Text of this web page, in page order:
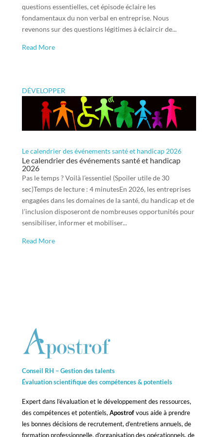
questions essentielles, cet épisode éclaire les
fondamentaux du non verbal en entreprise. Nous
revenons sur des questions légitimes à éclaircir de...
Read More
DÉVELOPPER
Le calendrier des événements santé et handicap 2026
Le calendrier des événements santé et handicap
2026
Pas le temps ? Voilà l’essentiel (Spoiler utile de 30
sec)Temps de lecture : 4 minutesEn 2026, les entreprises
engagées dans les domaines de la santé, du handicap et de
l’inclusion disposeront de nombreuses opportunités pour
sensibiliser, informer et mobiliser...
Read More
Conseil RH – Gestion des talents
Évaluation scientifique des compétences &potentiels
Expert dans l’évaluation et le développement des ressources,
des compétences et potentiels,Apostrofvous aide à prendre
les bonnes décisions de recrutement, d’entretiens annuels, de
formation professionnelle, d’organisation des opérationnels, de